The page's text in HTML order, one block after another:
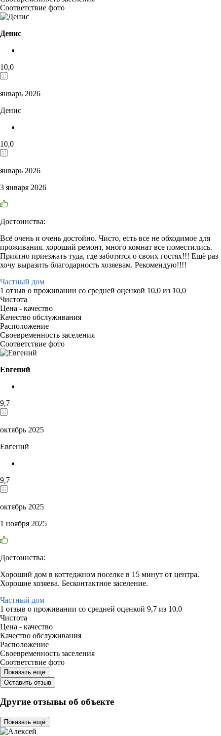
Соответствие фото
Денис
10,0
январь 2026
Денис
10,0
январь 2026
3 января 2026
Достоинства:
Всё очень и очень достойно. Чисто, есть все не обходимое для
проживания. хороший ремонт, много комнат все поместились.
Приятно приезжать туда, где заботятся о своих гостях!!! Ещё раз
хочу выразить благодарность хозяевам. Рекомендую!!!!
Частный дом
1 отзыв о проживании со средней оценкой 10,0 из 10,0
Чистота
Цена - качество
Качество обслуживания
Расположение
Своевременность заселения
Соответствие фото
Евгений
9,7
октябрь 2025
Евгений
9,7
октябрь 2025
1 ноября 2025
Достоинства:
Хороший дом в коттеджном поселке в 15 минут от центра.
Хорошие хозяева. Бесконтактное заселение.
Частный дом
1 отзыв о проживании со средней оценкой 9,7 из 10,0
Чистота
Цена - качество
Качество обслуживания
Расположение
Своевременность заселения
Соответствие фото
Показать ещё
Оставить отзыв
Другие отзывы об объекте
Показать ещё